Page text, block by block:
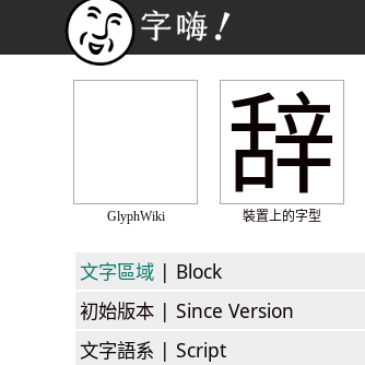
GlyphWiki
辞
裝置上的字型
文字區域 | Block
初始版本 | Since Version
文字語系 | Script